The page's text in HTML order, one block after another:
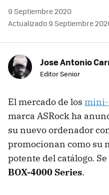
9 Septiembre 2020
Actualizado 9 Septiembre
Jose Antonio
Editor Senior
El mercado de los mini-
marca ASRock ha
su nuevo ordenador
promocionan como su
potente del catálogo.
BOX-4000 Series.